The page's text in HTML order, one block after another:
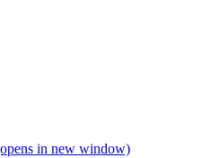
in new window)